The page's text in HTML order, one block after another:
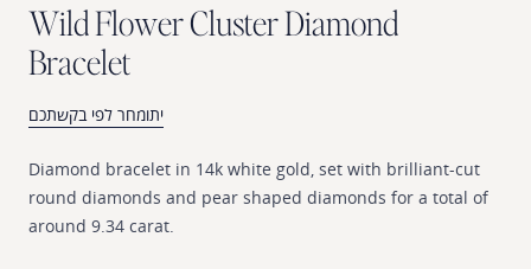
WildFlowerClusterDiam
Bra
יתומחר לפי בקשתכם
Diamond bracelet in 14k white gold, set with brilliant-
round diamonds and pear shaped diamonds for
around 9.34